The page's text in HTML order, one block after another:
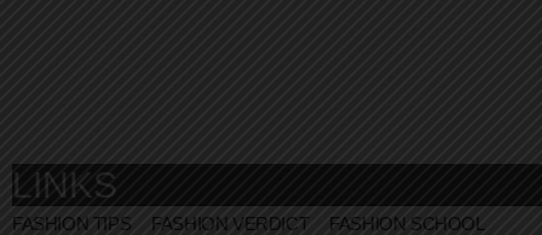
LINKS
FASHION TIPS FASHION VERDICT FASHION SCHOOL